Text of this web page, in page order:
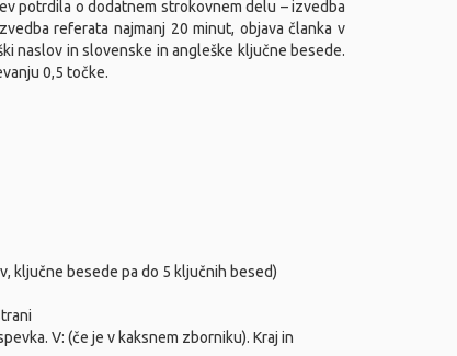
potrdila o dodatnem strokovnem delu – izvedba
referata najmanj 20 minut, objava članka v
naslov in slovenske in angleške ključne besede.
0,5 točke.
ključne besede pa do 5 ključnih besed)
V: (če je v kaksnem zborniku). Kraj in